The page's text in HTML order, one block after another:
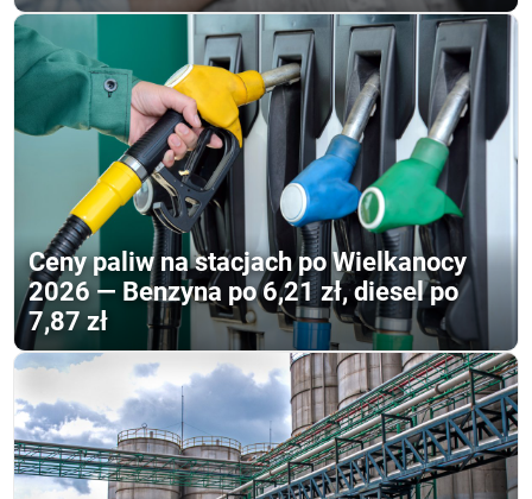
Ceny paliw na stacjach po Wielkanocy
2026 — Benzyna po 6,21 zł, diesel po
7,87 zł